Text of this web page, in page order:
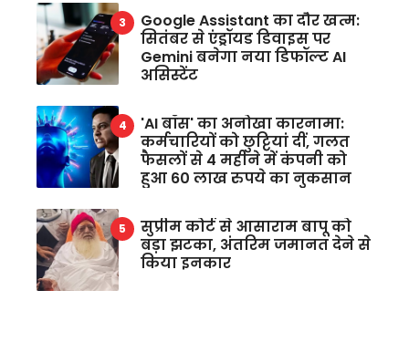
Google Assistant का दौर खत्म:
सितंबर से एंड्रॉयड डिवाइस पर
Gemini बनेगा नया डिफॉल्ट AI
असिस्टेंट
'AI बॉस' का अनोखा कारनामा:
कर्मचारियों को छुट्टियां दीं, गलत
फैसलों से 4 महीने में कंपनी को
हुआ 60 लाख रुपये का नुकसान
सुप्रीम कोर्ट से आसाराम बापू को
बड़ा झटका, अंतरिम जमानत देने से
किया इनकार